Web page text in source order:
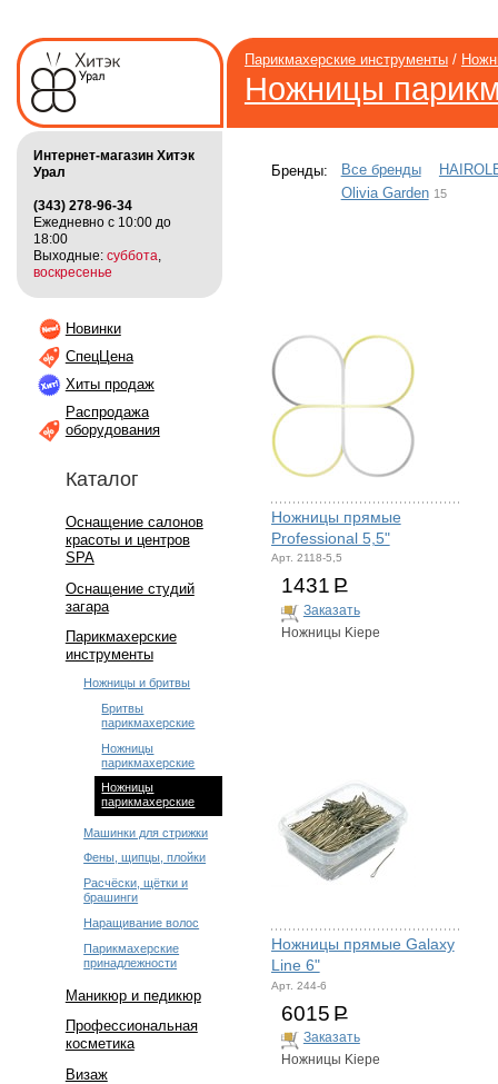
Парикмахерские инструменты/
Ножницы
Интернет-магазин Хитэк
Урал
(343) 278-96-34
Ежедневно с 10:00 до
18:00
Выходные: суббота
воскресенье
Новинки
СпецЦена
Хиты продаж
Распродажа
оборудования
Каталог
Оснащение салонов
красоты и центров
SPA
Оснащение студий
загара
Парикмахерские
инструменты
Ножницы и бритвы
Бритвы
парикмахерские
Ножницы
парикмахерские
Ножницы
парикмахерские
Машинки для стрижки
Фены, щипцы, плойки
Расчёски, щётки и
брашинги
Наращивание волос
Парикмахерские
принадлежности
Маникюр и педикюр
Профессиональная
косметика
Визаж
Бренды: Все бренды
Olivia Garden 15
Ножницы прямые
Professional 5,5"
Арт. 2118-5,5
1431 Р
Заказать
Ножницы Kiepe
Ножницы прямые Galaxy
Line 6"
Арт. 244-6
6015 Р
Заказать
Ножницы Kiepe